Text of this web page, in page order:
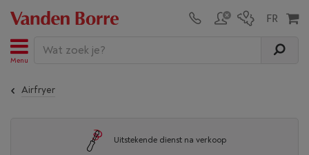
Menu
Airfryer
Uitstekende dienst na verkoop